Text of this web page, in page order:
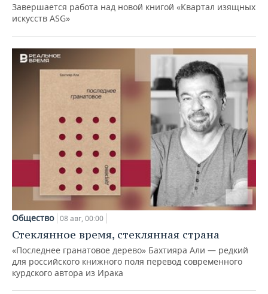
Завершается работа над новой книгой «Квартал изящных
искусств ASG»
Общество 08 авг, 00:00
Стеклянное время, стеклянная страна
«Последнее гранатовое дерево» Бахтияра Али — редкий
для российского книжного поля перевод современного
курдского автора из Ирака